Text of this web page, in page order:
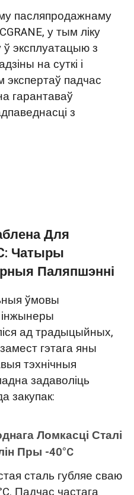
пасляпродажнаму
у тым ліку
эксплуатацыю з
на суткі і
падчас
гарантаваў
з
Для
Чатыры
Паляпшэнні
ўмовы
інжынеры
ад традыцыйных,
гэтага яны
тэхнічныя
задаволіць
закупак:
Ломкасці Сталі
Пры -40°C
сталь губляе сваю